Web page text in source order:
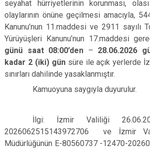
seyahat hürriyetlerinin korunması,
olaylarının önüne geçilmesi amacıyla,
Kanunu’nun 11.maddesi ve 2911 sayılı
Yürüyüşleri Kanunu’nun 17.maddesi
günü saat 08:00’den – 28.06.2026
kadar 2 (iki) günsüre ile açık yerlerde
sınırları dahilinde yasaklanmıştır.
Kamuoyuna saygıyla duyurulur.
İlgi: İzmir Valiliği
2026062515143972706 ve İzmir
Müdürlüğünün E-80560737 -12470-